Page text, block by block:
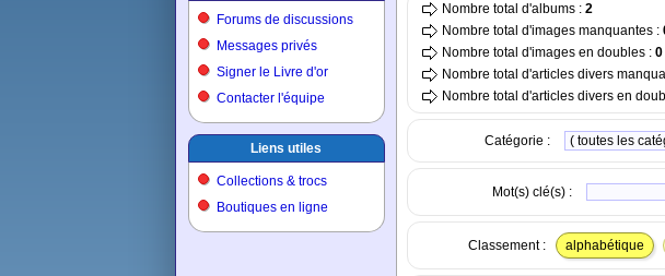
Forums de discussions
Messages privés
Signer le Livre d'or
Contacter l'équipe
Liens utiles
Collections & trocs
Boutiques en ligne
Nombre total d'albums : 2
Nombre total d'images manquantes :
Nombre total d'images en doubles : 0
Nombre total d'articles divers
Nombre total d'articles divers en
Catégorie :
Mot(s) clé(s) :
Classement : alphabétique